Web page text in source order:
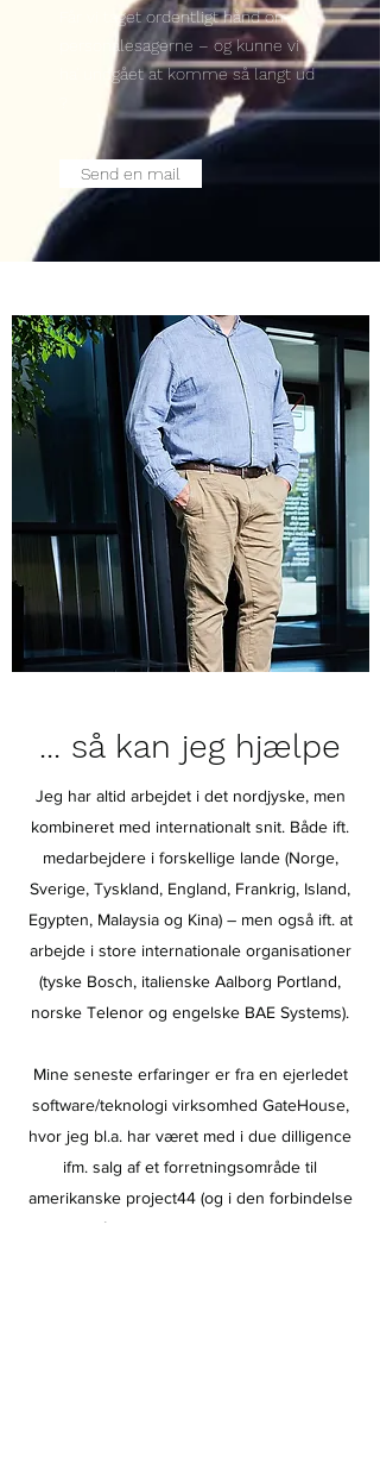
Får vi taget ordentligt hånd om
personalesagerne – og kunne vi
ha' undgået at komme så langt ud
Send en mail
... så kan jeg hjælpe
Jeg har altid arbejdet i det nordjyske, men
kombineret med internationalt snit. Både ift.
medarbejdere i forskellige lande (Norge,
Sverige, Tyskland, England, Frankrig, Island,
Egypten, Malaysia og Kina) – men også ift. at
arbejde i store internationale organisationer
(tyske Bosch, italienske Aalborg Portland,
norske Telenor og engelske BAE Systems).
Mine seneste erfaringer er fra en ejerledet
software/teknologi virksomhed GateHouse,
hvor jeg bl.a. har været med i due dilligence
ifm. salg af et forretningsområde til
amerikanske project44 (og i den forbindelse
var jeg i 1 år europæisk HR manager, som et